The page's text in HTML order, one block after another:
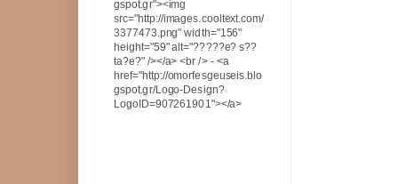
gspot.gr"><img
src="http://images.cooltext.com/
3377473.png" width="156"
height="59" alt="?????e? s??
ta?e?" /></a> <br /> - <a
href="http://omorfesgeuseis.blo
gspot.gr/Logo-Design?
LogoID=907261901"></a>